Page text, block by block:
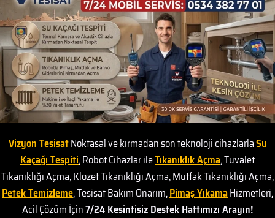
Vizyon TesisatNoktasal ve kırmadan son teknoloji cihazlarlaSu
Kaçağı Tespiti, Robot Cihazlar ileTıkanıklık Açma, Tuvalet
Tıkanıklığı Açma, Klozet Tıkanıklığı Açma, Mutfak Tıkanıklığı Açma,
Petek Temizleme, Tesisat Bakım Onarım,Pimaş YıkamaHizmetleri,
Acil Çözüm İçin7/24 Kesintisiz Destek Hattımızı Arayın!